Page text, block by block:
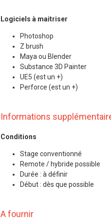
Logiciels à maitriser
Photoshop
Z brush
Maya ou Blender
Substance 3D Painter
UE5 (est un +)
Perforce (est un +)
Informations
Conditions
Stage conventionné
Remote / hybride possible
Durée : à définir
Début : dès que possible
A fournir